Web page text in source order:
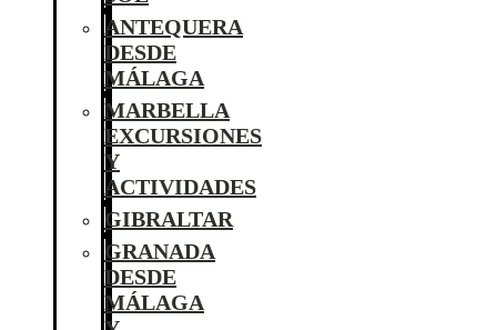
ANTEQUERA
DESDE
MÁLAGA
MARBELLA
EXCURSIONES
Y
ACTIVIDADES
GIBRALTAR
GRANADA
DESDE
MÁLAGA